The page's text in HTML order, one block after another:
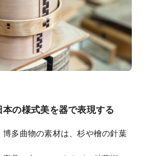
本の様式美を器で表現する
博多曲物の素材は、杉や檜の針葉